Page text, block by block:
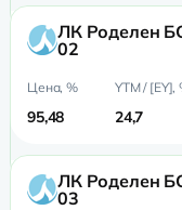
ЛК Роделен
02
95,48 24,7
ЛК Роделен
03